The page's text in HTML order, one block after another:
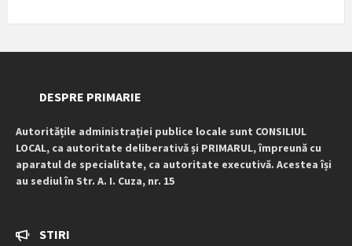
DESPRE PRIMARIE
Autoritățile administrației publice locale sunt CONSILIUL
LOCAL, ca autoritate deliberativă și PRIMARUL, împreună cu
aparatul de specialitate, ca autoritate executivă. Acestea își
au sediul în Str. A. I. Cuza, nr. 15
STIRI